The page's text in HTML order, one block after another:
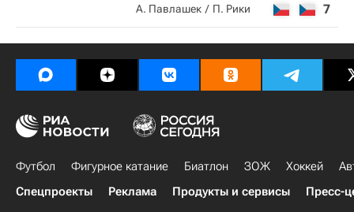
А. Павлашек П. Рики 7
Футбол Фигурное катание Биатлон ЗОЖ Хоккей
Спецпроекты
Реклама Продукты и сервисы Пресс-